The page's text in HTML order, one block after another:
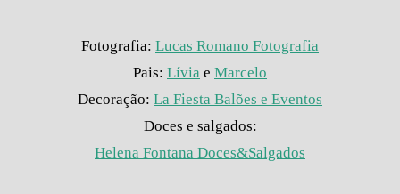
Fotografia: Lucas Romano Fotografia
Pais: Lívia e Marcelo
Decoração: La Fiesta Balões e Eventos
Doces e salgados:
Helena Fontana Doces&Salgados